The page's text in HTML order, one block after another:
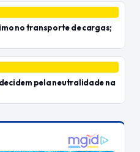
no transporte de cargas;
pela neutralidade na